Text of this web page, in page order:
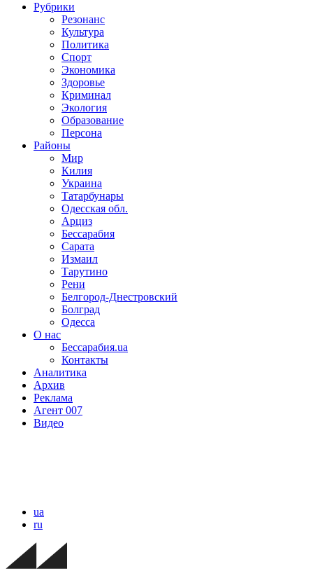
Рубрики
Резонанс
Культура
Политика
Спорт
Экономика
Здоровье
Криминал
Экология
Образование
Персона
Районы
Мир
Килия
Украина
Татарбунары
Одесская обл.
Арциз
Бессарабия
Сарата
Измаил
Тарутино
Рени
Белгород-Днестровский
Болград
Одесса
О нас
Бессарабия.ua
Контакты
Аналитика
Архив
Реклама
Агент 007
Видео
ua
ru